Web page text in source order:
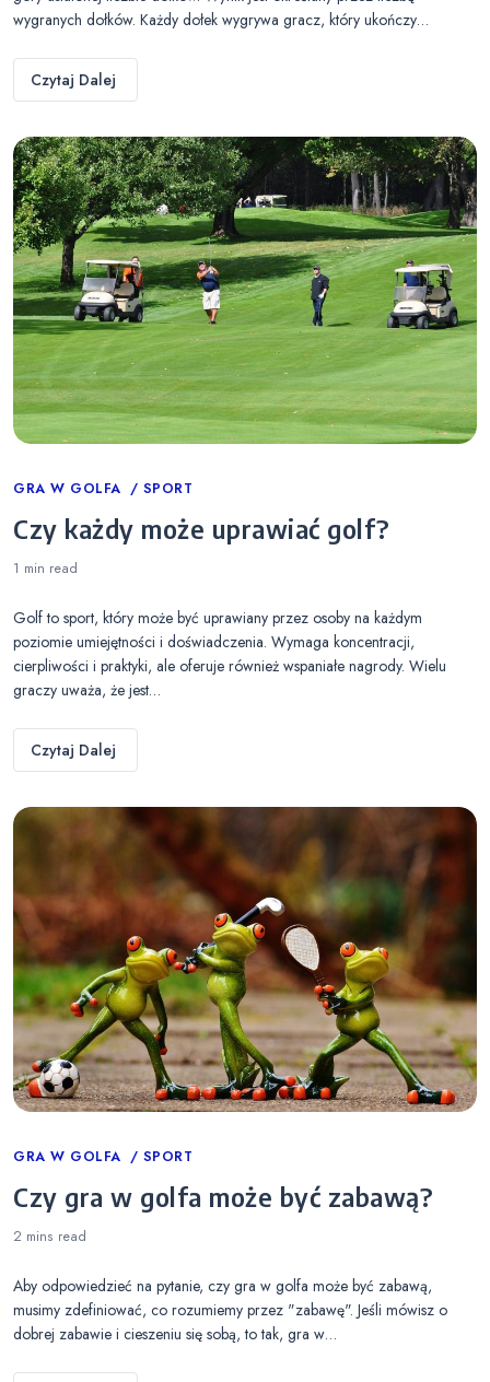
wygranych dołków. Każdy dołek wygrywa gracz, który ukończy…
Czytaj Dalej
Categories
GRA W GOLFA SPORT
Czy każdy może uprawiać golf?
1 min read
Golf to sport, który może być uprawiany przez osoby na każdym
poziomie umiejętności i doświadczenia. Wymaga koncentracji,
cierpliwości i praktyki, ale oferuje również wspaniałe nagrody. Wielu
graczy uważa, że jest…
Czytaj Dalej
Categories
GRA W GOLFA SPORT
Czy gra w golfa może być zabawą?
2 mins read
Aby odpowiedzieć na pytanie, czy gra w golfa może być zabawą,
musimy zdefiniować, co rozumiemy przez "zabawę". Jeśli mówisz o
dobrej zabawie i cieszeniu się sobą, to tak, gra w…